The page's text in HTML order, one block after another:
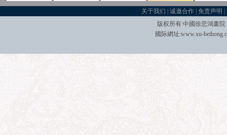
关于我们 |诚邀合作 |免责声明 |
版权所有:中國徐悲鴻畫
國际網址:www.xu-